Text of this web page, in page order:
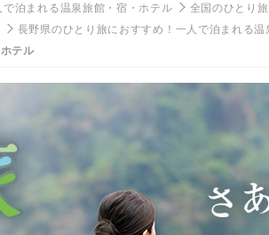
泊まれる温泉旅館・宿・ホテル
全国のひとり
長野県のひとり旅におすすめ！一人で泊まれる
テル